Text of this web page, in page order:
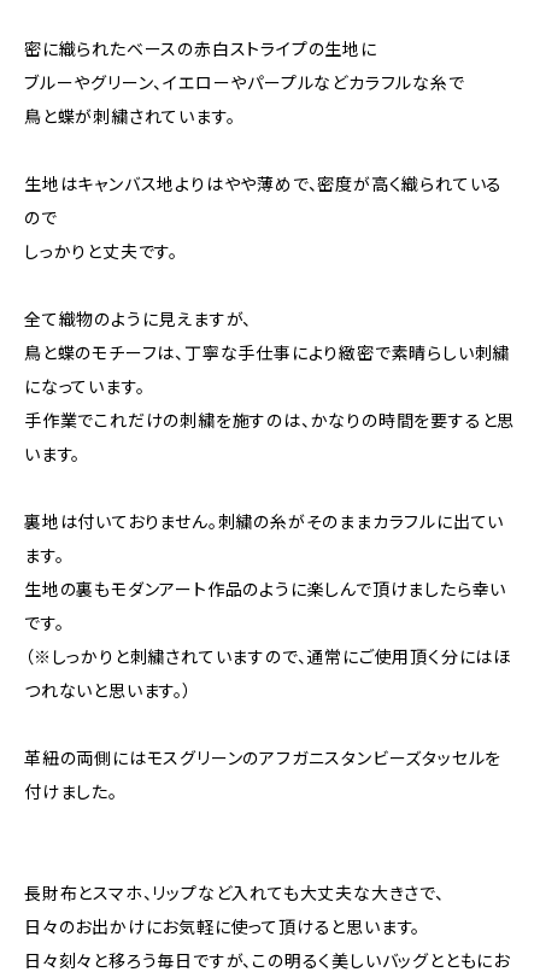
密に織られたベースの赤白ストライプの生地に
ブルーやグリーン、イエローやパープルなどカラフルな糸で
鳥と蝶が刺繍されています。
生地はキャンバス地よりはやや薄めで、密度が高く織られている
ので
しっかりと丈夫です。
全て織物のように見えますが、
鳥と蝶のモチーフは、丁寧な手仕事により緻密で素晴らしい刺繍
になっています。
手作業でこれだけの刺繍を施すのは、かなりの時間を要すると思
います。
裏地は付いておりません。刺繍の糸がそのままカラフルに出てい
ます。
生地の裏もモダンアート作品のように楽しんで頂けましたら幸い
です。
（※しっかりと刺繍されていますので、通常にご使用頂く分にはほ
つれないと思います。）
革紐の両側にはモスグリーンのアフガニスタンビーズタッセルを
付けました。
長財布とスマホ、リップなど入れても大丈夫な大きさで、
日々のお出かけにお気軽に使って頂けると思います。
日々刻々と移ろう毎日ですが、この明るく美しいバッグとともにお